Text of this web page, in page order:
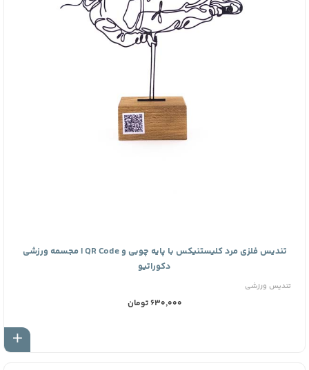
تندیس فلزی مرد کلیستنیکس با پایه چوبی و QR Code | مجسمه ورزشی
دکوراتیو
تندیس ورزشی
630,000 تومان